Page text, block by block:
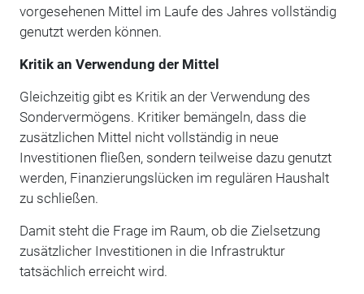
vorgesehenen Mittel im Laufe des Jahres vollständig
genutzt werden können.
Kritik an Verwendung der Mittel
Gleichzeitig gibt es Kritik an der Verwendung des
Sondervermögens. Kritiker bemängeln, dass die
zusätzlichen Mittel nicht vollständig in neue
Investitionen fließen, sondern teilweise dazu genutzt
werden, Finanzierungslücken im regulären Haushalt
zu schließen.
Damit steht die Frage im Raum, ob die Zielsetzung
zusätzlicher Investitionen in die Infrastruktur
tatsächlich erreicht wird.